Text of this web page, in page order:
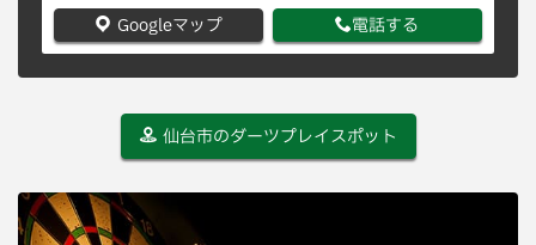
Googleマップ 電話する
仙台市のダーツプレイスポット